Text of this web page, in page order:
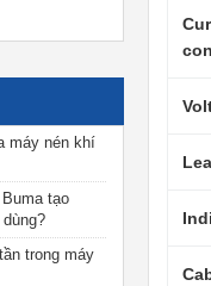
máy nén khí
tạo
trong máy